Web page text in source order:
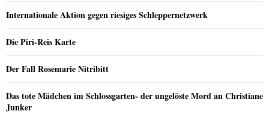
Internationale Aktion gegen riesiges Schleppernetzwerk
Die Piri-Reis Karte
Der Fall Rosemarie Nitribitt
Das tote Mädchen im Schlossgarten- der ungelöste Mord an Christiane
Junker